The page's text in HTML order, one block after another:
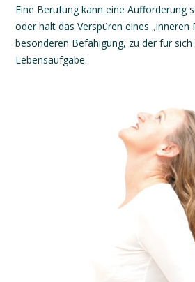
Eine Berufung kann eine Aufforderung
oder halt das Verspüren eines „inneren
besonderen Befähigung, zu der für
Lebensaufgabe.